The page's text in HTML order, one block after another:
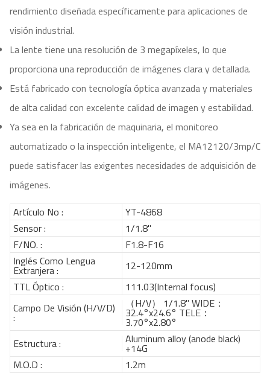
rendimiento diseñada específicamente para aplicaciones de
visión industrial.
La lente tiene una resolución de 3 megapíxeles, lo que
proporciona una reproducción de imágenes clara y detallada.
Está fabricado con tecnología óptica avanzada y materiales
de alta calidad con excelente calidad de imagen y estabilidad.
Ya sea en la fabricación de maquinaria, el monitoreo
automatizado o la inspección inteligente, el MA12120/3mp/C
puede satisfacer las exigentes necesidades de adquisición de
imágenes.
Artículo No :
YT-4868
Sensor :
1/1.8"
F/NO. :
F1.8-F16
Inglés Como Lengua
Extranjera :
12-120mm
TTL Óptico :
111.03(Internal focus)
Campo De Visión (H/V/D)
:
（H/V） 1/1.8" WIDE：
32.4°x24.6° TELE：
3.70°x2.80°
Estructura :
Aluminum alloy (anode black)
+14G
M.O.D :
1.2m